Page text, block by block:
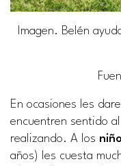
Imagen. Belén
En ocasiones les
encuentren sentido
realizando. A los
años) les cuesta